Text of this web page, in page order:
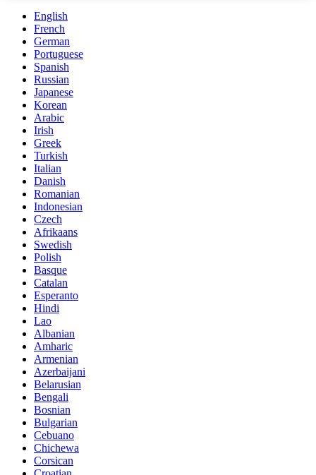
English
French
German
Portuguese
Spanish
Russian
Japanese
Korean
Arabic
Irish
Greek
Turkish
Italian
Danish
Romanian
Indonesian
Czech
Afrikaans
Swedish
Polish
Basque
Catalan
Esperanto
Hindi
Lao
Albanian
Amharic
Armenian
Azerbaijani
Belarusian
Bengali
Bosnian
Bulgarian
Cebuano
Chichewa
Corsican